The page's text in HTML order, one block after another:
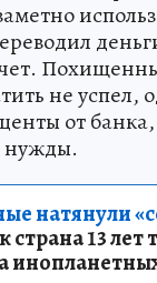
не успел,
от
нужды.
натянули
13 лет